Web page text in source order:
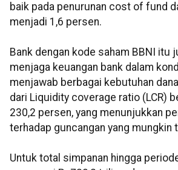
baik pada penurunan cost of fund
menjadi 1,6 persen.
Bank dengan kode saham BBNI itu
menjaga keuangan bank dalam
menjawab berbagai kebutuhan
dari Liquidity coverage ratio (LCR)
230,2 persen, yang menunjukkan
terhadap guncangan yang mungkin
Untuk total simpanan hingga